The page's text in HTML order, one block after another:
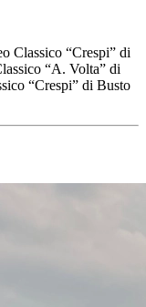
Classico “Crespi” di
“A. Volta” di
“Crespi” di Busto